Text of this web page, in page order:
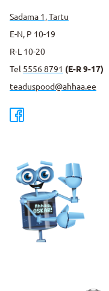
Sadama 1, Tartu
E-N, P 10-19
R-L 10-20
Tel 5556 8791 (E-R 9-17)
teaduspood@ahhaa.ee